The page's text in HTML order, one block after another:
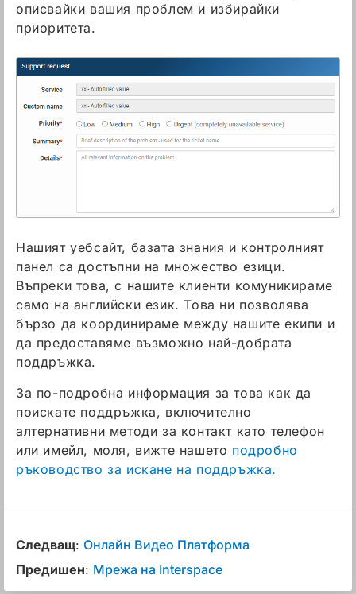
описвайки вашия проблем и избирайки
приоритета.
Нашият уебсайт, базата знания и контролният
панел са достъпни на множество езици.
Въпреки това, с нашите клиенти комуникираме
само на английски език. Това ни позволява
бързо да координираме между нашите екипи и
да предоставяме възможно най-добрата
поддръжка.
За по-подробна информация за това как да
поискате поддръжка, включително
алтернативни методи за контакт като телефон
или имейл, моля, вижте нашето подробно
ръководство за искане на поддръжка.
Следващ: Онлайн Видео Платформа
Предишен: Мрежа на Interspace